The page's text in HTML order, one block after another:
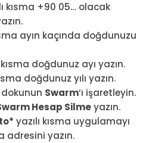
kısma +90 05… olacak
ayın kaçında doğdunuzu
kısma doğdunuz ayı yazın.
doğdunuz yılı yazın.
Swarm‘ı işaretleyin.
Hesap Silmeyazın.
yazılı kısma uygulamayı
adresini yazın.